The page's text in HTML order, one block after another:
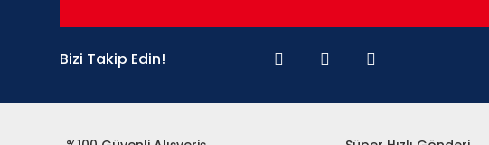
Bizi Takip Edin!